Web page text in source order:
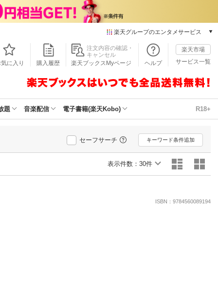
楽天グループのエンタメサービス
本/ゲーム/CD/DVD
楽天ブックス
楽天Kobo
動画配信
楽天TV
動画配信ガイド
気に入り 購入履歴
注文内容の確認・
キャンセル
楽天ブックスMyページ
ヘルプ
楽天市場
サービス一覧
題 音楽配信 電子書籍(楽天Kobo) R18+
セーフサーチ キーワード条件追加
表示件数： 30件
ISBN：9784560089194